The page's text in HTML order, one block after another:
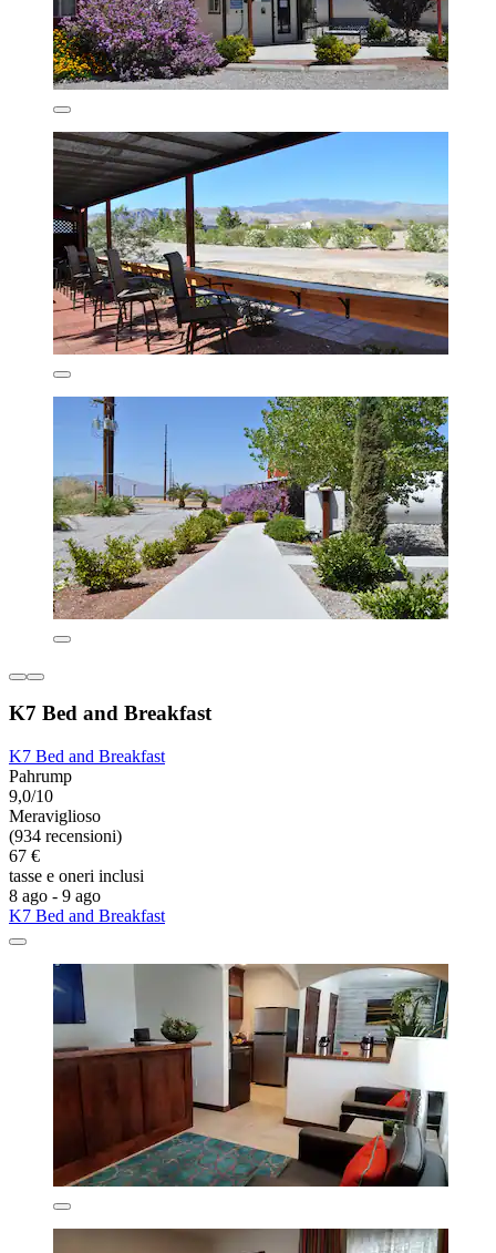
K7 Bed and Breakfast
K7 Bed and Breakfast
Pahrump
9,0/10
Meraviglioso
(934 recensioni)
67 €
tasse e oneri inclusi
8 ago - 9 ago
K7 Bed and Breakfast